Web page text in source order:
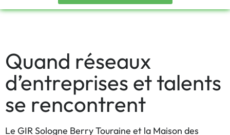
Quand réseaux
d’entreprises et talents
se rencontrent
Le GIR Sologne Berry Touraine et la Maison des